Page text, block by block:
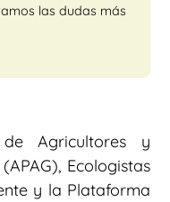
las dudas más
Agricultores y
Ecologistas
y la Plataforma